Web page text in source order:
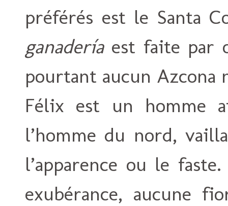
préférés est le Santa
ganaderíaest faite par
pourtant aucun Azcona
Félix est un homme
l’homme du nord,
l’apparence ou le
exubérance, aucune